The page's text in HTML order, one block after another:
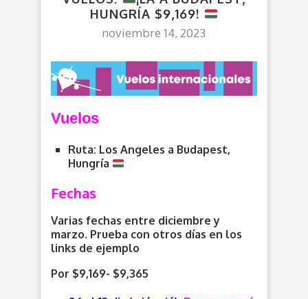
HUNGRÍA $9,169!
noviembre 14, 2023
Vuelos
Ruta: Los Angeles a Budapest,
Hungría
Fechas
Varias fechas entre diciembre y
marzo. Prueba con otros días en los
links de ejemplo
Por $9,169- $9,365